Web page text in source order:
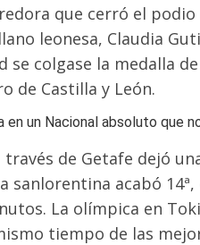
que cerró el
leonesa, Claudia
se colgase la medalla
de Castilla y León.
en un Nacional absoluto que
de Getafe dejó
sanlorentina acabó
La olímpica en
tiempo de las